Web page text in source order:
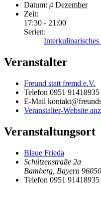
Datum: 4 Dezember
Zeit:
17:30 - 21:00
Serien:
Veranstalter
Freund statt fremd e.V.
Telefon 0951 91418935
E-Mail
Veranstalter-Website
Veranstaltungsort
Blaue Frieda
Schützenstraße 2a
Bamberg Bayern 96050
Telefon 0951 91418935